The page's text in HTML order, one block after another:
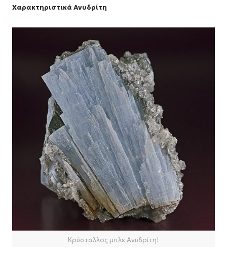
Χαρακτηριστικά Ανυδρίτη
Κρύσταλλος μπλε Ανυδρίτη!